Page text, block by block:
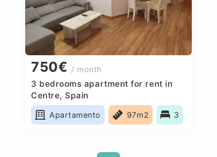
750€ / month
3 bedrooms apartment for rent in
Centre, Spain
Apartamento
97m2 3